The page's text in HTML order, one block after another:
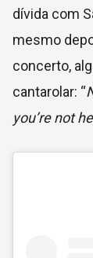
dívida com
mesmo
concerto,
cantarolar: “
you’re not